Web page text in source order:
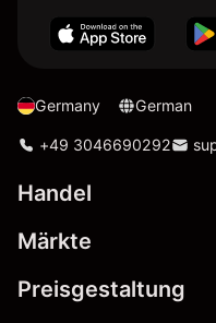
Germany German
+49 3046690292
Handel
Märkte
Preisgestaltung